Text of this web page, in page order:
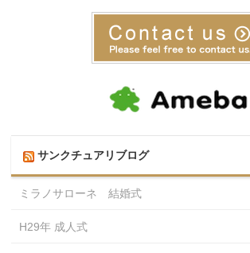
サンクチュアリブログ
ミラノサローネ 結婚式
H29年 成人式